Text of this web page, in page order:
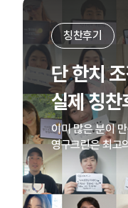
칭찬후기
단 한치
실제 칭
이미 많은 분이
영구크린은 최고